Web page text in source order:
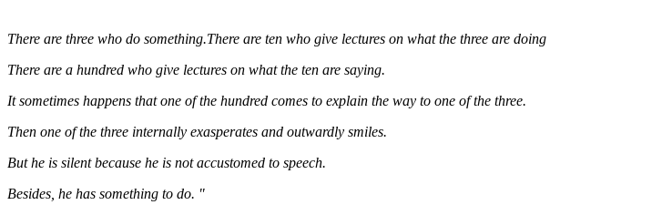
There are three who do something.There are ten who give lectures on what the three are doing
There are a hundred who give lectures on what the ten are saying.
It sometimes happens that one of the hundred comes to explain the way to one of the three.
Then one of the three internally exasperates and outwardly smiles.
But he is silent because he is not accustomed to speech.
Besides, he has something to do. "